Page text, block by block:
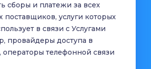
сборы и платежи за всех
поставщиков, услуги которых
в связи с Услугами
провайдеры доступа в
операторы телефонной связи